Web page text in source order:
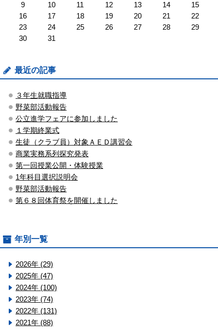
9
10 11 12 13 14
15
16
17 18 19 20 21
22
23
24 25 26 27 28
29
30
31
最近の記事
３年生就職指導
野菜部活動報告
公立進学フェアに参加しました
１学期終業式
生徒（クラブ員）対象ＡＥＤ講習会
商業実務系列探究発表
第一回授業公開・体験授業
1年科目選択説明会
野菜部活動報告
第６８回体育祭を開催しました
年別一覧
2026年 (29)
2025年 (47)
2024年 (100)
2023年 (74)
2022年 (131)
2021年 (88)